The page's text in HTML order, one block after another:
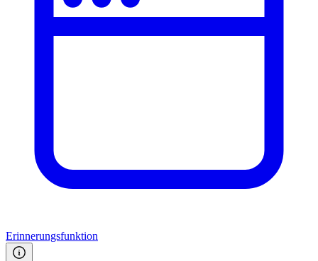
Erinnerungsfunktion